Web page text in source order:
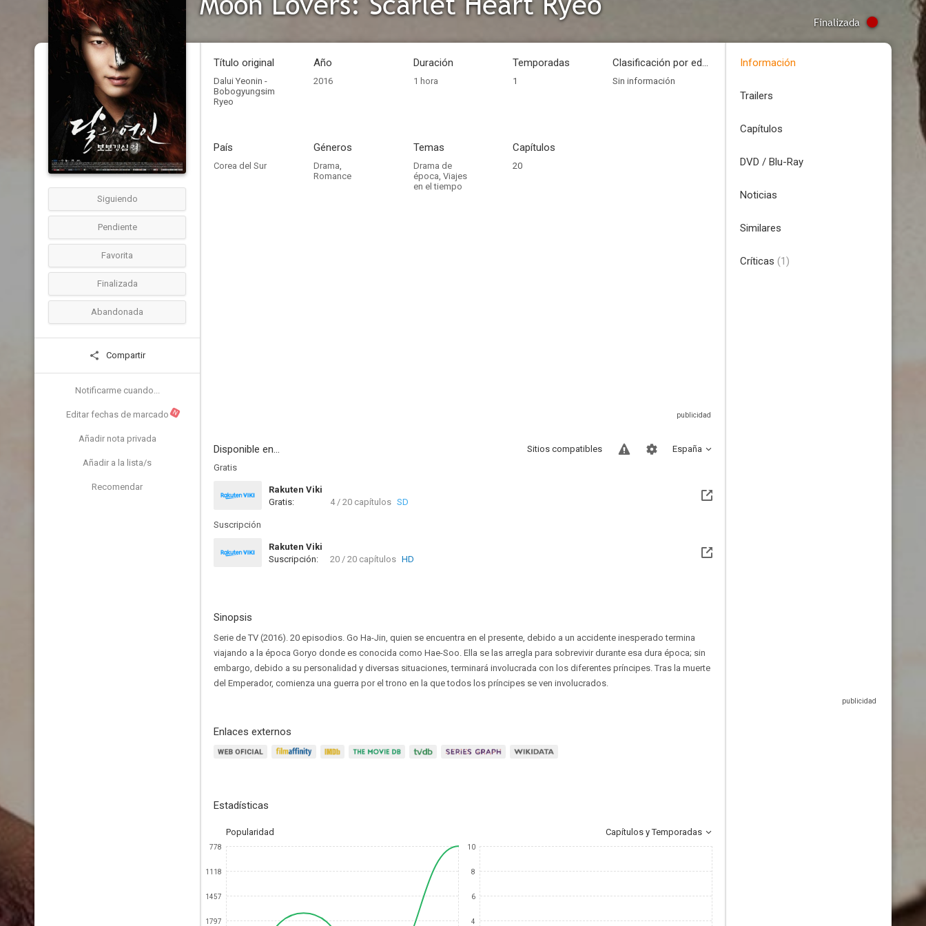
Finalizada
Siguiendo
Pendiente
Favorita
Finalizada
Abandonada
Compartir
Notificarme cuando...
Editar fechas de marcado N
Añadir nota privada
Añadir a la lista/s
Recomendar
Título original
Dalui Yeonin -
Bobogyungsim
Ryeo
Año
2016
Duración
1 hora
Temporadas
1
Clasificación por edades
Sin información
País
Corea del Sur
Géneros
Drama,
Romance
Temas
Drama de
época, Viajes
en el tiempo
Capítulos
20
Disponible en... España
Sitios compatibles
Gratis
Rakuten Viki
Gratis:
4 / 20 capítulos SD
Suscripción
Rakuten Viki
Suscripción:
20 / 20 capítulos HD
Sinopsis
Serie de TV (2016). 20 episodios. Go Ha-Jin, quien se encuentra en el presente, debido a un accidente inesperado termina
viajando a la época Goryo donde es conocida como Hae-Soo. Ella se las arregla para sobrevivir durante esa dura época; sin
embargo, debido a su personalidad y diversas situaciones, terminará involucrada con los diferentes príncipes. Tras la muerte
del Emperador, comienza una guerra por el trono en la que todos los príncipes se ven involucrados.
Enlaces externos
Estadísticas
Popularidad Capítulos y Temporadas
778
1118
1457
1797
10
8
6
4
Información
Trailers
Capítulos
DVD / Blu-Ray
Noticias
Similares
Críticas (1)